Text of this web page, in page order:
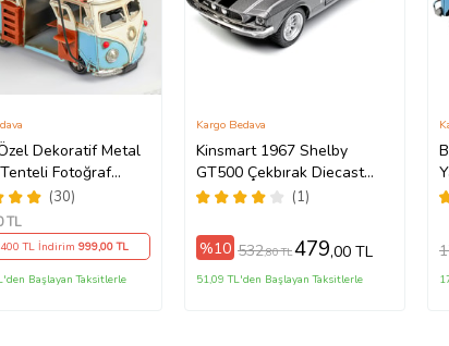
Dekoratif Metal
Fotoğraf
Karavan Vosvos
(30)
TL
TL İndirim 999,00 TL
Başlayan Taksitlerle
Kinsmart 1967 Shelby
GT500 Çekbırak Diecast
Model Araba (Gri)
(1)
Kargo Bedava
%10 532,80 TL479,00 TL
51,09 TL'den Başlayan Taksitlerle